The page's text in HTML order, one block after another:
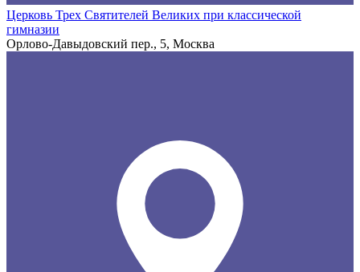
Церковь Трех Святителей Великих при классической
гимназии
Орлово-Давыдовский пер., 5, Москва